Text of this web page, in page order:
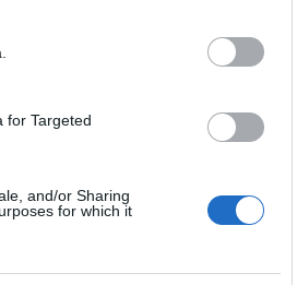
for Targeted
and/or Sharing
for which it
το όνομά του
πρόσωπο είτε
να καταλάβετε
ζωηροί,